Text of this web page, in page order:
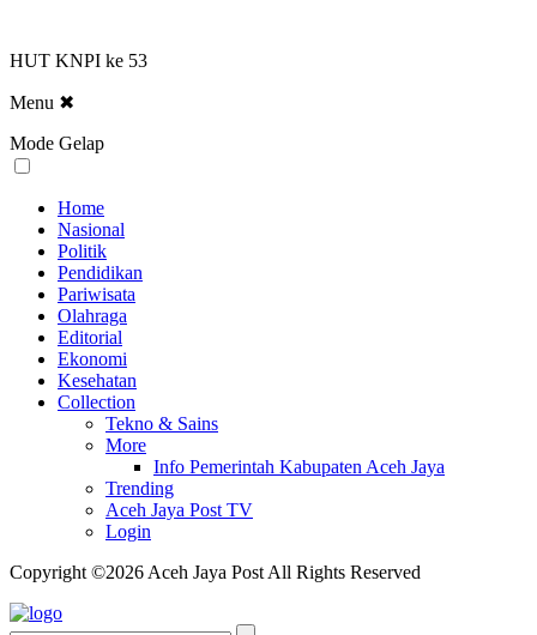
HUT KNPI ke 53
Menu ✖
Mode Gelap
Home
Nasional
Politik
Pendidikan
Pariwisata
Olahraga
Editorial
Ekonomi
Kesehatan
Collection
Tekno & Sains
More
Info Pemerintah Kabupaten Aceh Jaya
Trending
Aceh Jaya Post TV
Login
Copyright ©2026 Aceh Jaya Post All Rights Reserved